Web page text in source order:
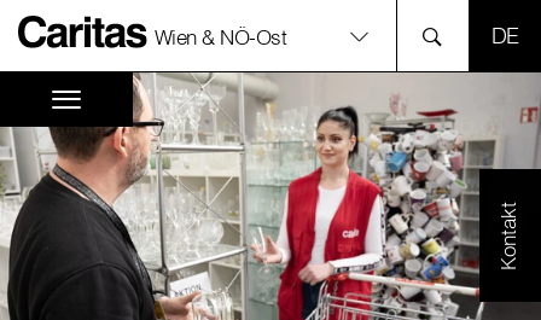
Wien & NÖ-Ost
Kontakt